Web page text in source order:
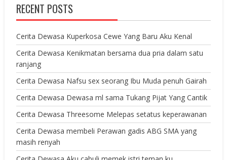
RECENT POSTS
Cerita Dewasa Kuperkosa Cewe Yang Baru Aku Kenal
Cerita Dewasa Kenikmatan bersama dua pria dalam satu
ranjang
Cerita Dewasa Nafsu sex seorang Ibu Muda penuh Gairah
Cerita Dewasa Dewasa ml sama Tukang Pijat Yang Cantik
Cerita Dewasa Threesome Melepas setatus keperawanan
Cerita Dewasa membeli Perawan gadis ABG SMA yang
masih renyah